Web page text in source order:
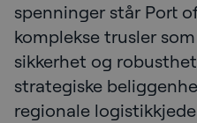
spenninger står Port
komplekse trusler
sikkerhet og
strategiske
regionale